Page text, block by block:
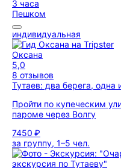
3 часа
Пешком
индивидуальная
Оксана
5,0
8 отзывов
Тутаев: два берега, одна
Пройти по купеческим
пароме через Волгу
7450 ₽
за группу, 1–5 чел.